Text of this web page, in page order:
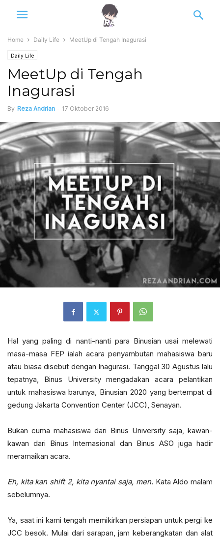
Home Daily Life MeetUp di Tengah Inagurasi
Daily Life
MeetUp di Tengah
Inagurasi
By Reza Andrian - 17 Oktober 2016
Hal yang paling di nanti-nanti para Binusian usai melewati
masa-masa FEP ialah acara penyambutan mahasiswa baru
atau biasa disebut dengan Inagurasi. Tanggal 30 Agustus lalu
tepatnya, Binus University mengadakan acara pelantikan
untuk mahasiswa barunya, Binusian 2020 yang bertempat di
gedung Jakarta Convention Center (JCC), Senayan.
Bukan cuma mahasiswa dari Binus University saja, kawan-
kawan dari Binus Internasional dan Binus ASO juga hadir
meramaikan acara.
Eh, kita kan shift 2, kita nyantai saja, men.Kata Aldo malam
sebelumnya.
Ya, saat ini kami tengah memikirkan persiapan untuk pergi ke
JCC besok. Mulai dari sarapan, jam keberangkatan dan alat